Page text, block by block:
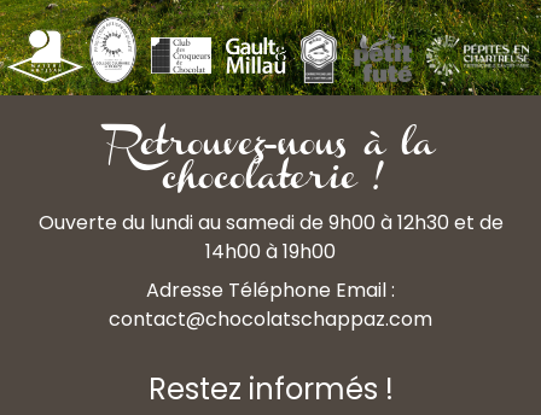
Retrouvez-nous à la
chocolaterie !
Ouverte du lundi au samedi de 9h00 à 12h30 et de
14h00 à 19h00
Adresse Téléphone Email :
contact@chocolatschappaz.com
Restez informés !